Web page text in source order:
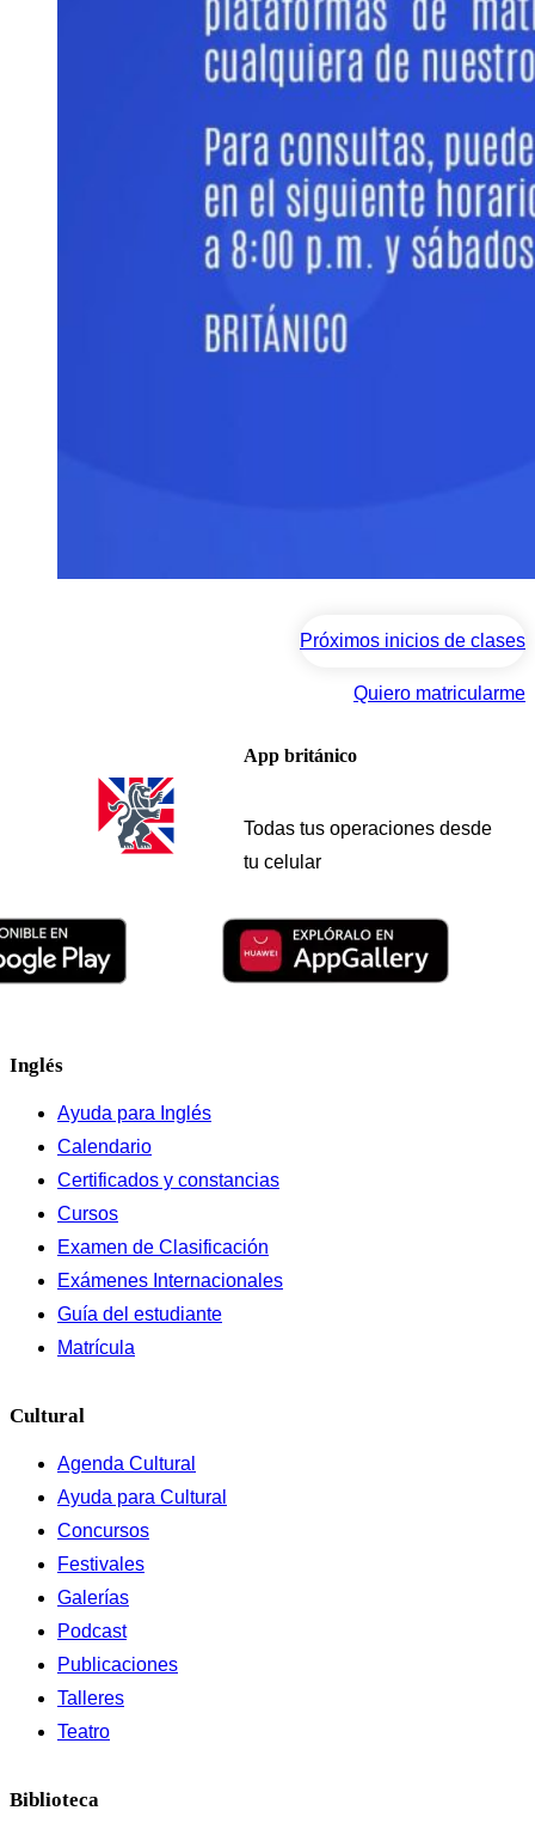
Próximos inicios de clases
Quiero matricularme
App británico
Todas tus operaciones desde
tu celular
Inglés
Ayuda para Inglés
Calendario
Certificados y constancias
Cursos
Examen de Clasificación
Exámenes Internacionales
Guía del estudiante
Matrícula
Cultural
Agenda Cultural
Ayuda para Cultural
Concursos
Festivales
Galerías
Podcast
Publicaciones
Talleres
Teatro
Biblioteca